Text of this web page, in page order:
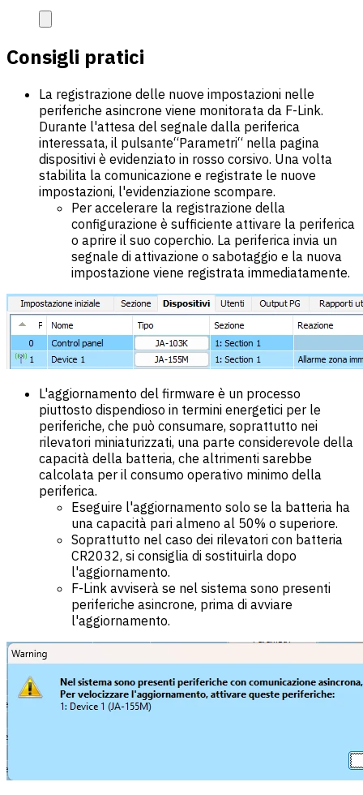
Consigli pratici
La registrazione delle nuove impostazioni nelle
periferiche asincrone viene monitorata da F-Link.
Durante l'attesa del segnale dalla periferica
interessata, il pulsante“Parametri“ nella pagina
dispositivi è evidenziato in rosso corsivo. Una volta
stabilita la comunicazione e registrate le nuove
impostazioni, l'evidenziazione scompare.
Per accelerare la registrazione della
configurazione è sufficiente attivare la periferica
o aprire il suo coperchio. La periferica invia un
segnale di attivazione o sabotaggio e la nuova
impostazione viene registrata immediatamente.
L'aggiornamento del firmware è un processo
piuttosto dispendioso in termini energetici per le
periferiche, che può consumare, soprattutto nei
rilevatori miniaturizzati, una parte considerevole della
capacità della batteria, che altrimenti sarebbe
calcolata per il consumo operativo minimo della
periferica.
Eseguire l'aggiornamento solo se la batteria ha
una capacità pari almeno al 50% o superiore.
Soprattutto nel caso dei rilevatori con batteria
CR2032, si consiglia di sostituirla dopo
l'aggiornamento.
F-Link avviserà se nel sistema sono presenti
periferiche asincrone, prima di avviare
l'aggiornamento.